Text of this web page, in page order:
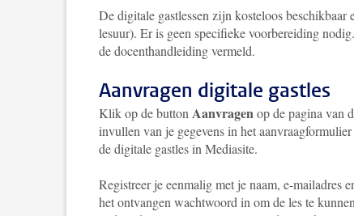
De digitale gastlessen zijn kosteloos beschikbaar
lesuur). Er is geen specifieke voorbereiding
de docenthandleiding vermeld.
Aanvragen digitale gastles
Klik op de button Aanvragenop de pagina van
invullen van je gegevens in het
de digitale gastles in Mediasite.
Registreer je eenmalig met je naam, e-mailadres
het ontvangen wachtwoord in om de les te